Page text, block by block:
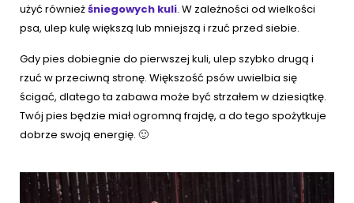
użyć równieżśniegowych kuli. W zależności od wielkości
psa, ulep kulę większą lub mniejszą i rzuć przed siebie.
Gdy pies dobiegnie do pierwszej kuli, ulep szybko drugą i
rzuć w przeciwną stronę. Większość psów uwielbia się
ścigać, dlatego ta zabawa może być strzałem w dziesiątkę.
Twój pies będzie miał ogromną frajdę, a do tego spożytkuje
dobrze swoją energię. 🙂